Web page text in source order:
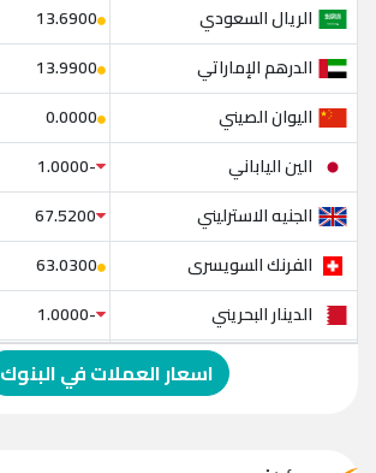
الريال السعودي
13.6900
الدرهم الإماراتي
13.9900
اليوان الصيني
0.0000
الين الياباني
-1.0000
الجنيه الاسترليني
67.5200
الفرنك السويسرى
63.0300
الدينار البحريني
-1.0000
الدولار الإسترالي
-1.0000
الريال القطري
اسعار العملات في البنوك